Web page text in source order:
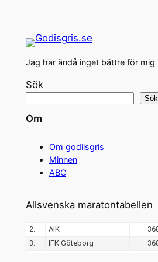
Jag har ändå inget bättre för mig
Sök
Sök
Om
Om godiisgris
Minnen
ABC
Allsvenska maratontabellen